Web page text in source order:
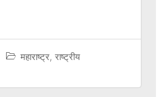
महाराष्ट्र, राष्ट्रीय